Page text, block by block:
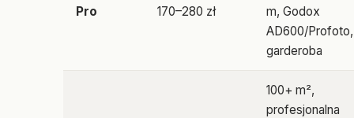
Pro 170–280 zł
m, Godox
AD600/Profoto,
garderoba
100+ m²,
profesjonalna